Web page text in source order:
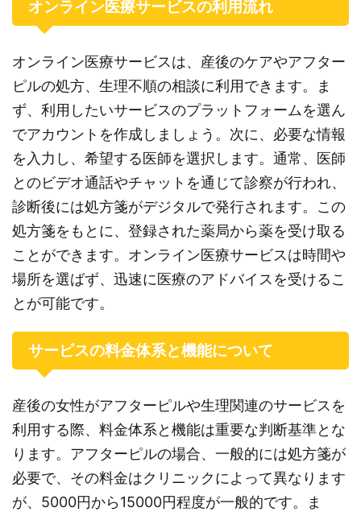
オンライン医療サービスの利用流れ
オンライン医療サービスは、産後のケアやアフター
ピルの処方、生理不順の相談に利用できます。ま
ず、利用したいサービスのプラットフォームを選ん
でアカウントを作成しましょう。次に、必要な情報
を入力し、希望する医師を選択します。通常、医師
とのビデオ通話やチャットを通じて診察が行われ、
診断後には処方箋がデジタルで発行されます。この
処方箋をもとに、登録された薬局から薬を受け取る
ことができます。オンライン医療サービスは時間や
場所を選ばず、迅速に医療のアドバイスを受けるこ
とが可能です。
サービスの料金体系と機能について
産後の女性がアフターピルや生理関連のサービスを
利用する際、料金体系と機能は重要な判断基準とな
ります。アフターピルの場合、一般的には処方箋が
必要で、その料金はクリニックによって異なります
が、5000円から15000円程度が一般的です。ま